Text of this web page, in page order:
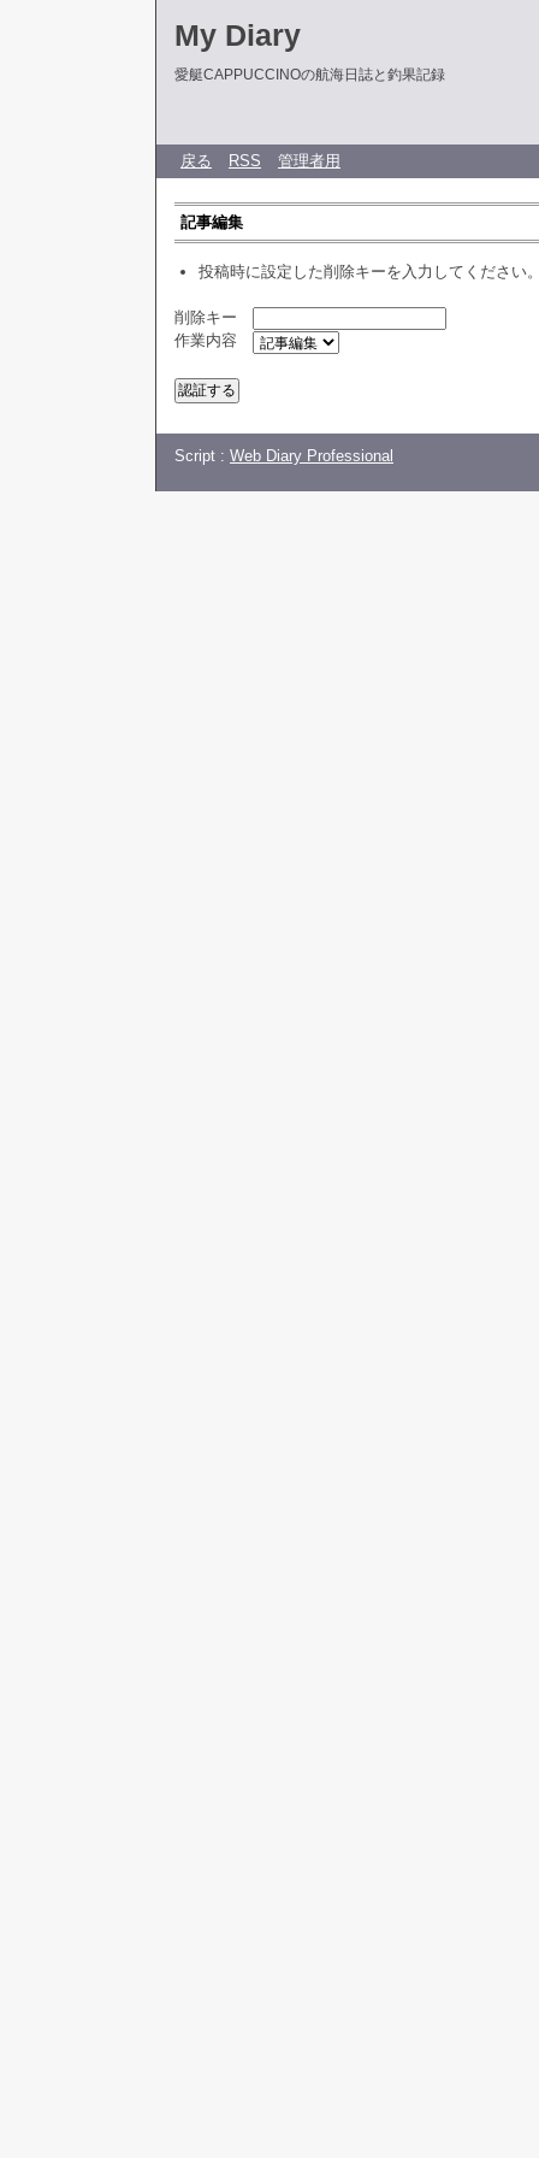
My Diary
愛艇CAPPUCCINOの航海日誌と釣果記録
戻る RSS 管理者用
記事編集
投稿時に設定した削除キーを入力してください
削除キー
作業内容
Script : Web Diary Professional